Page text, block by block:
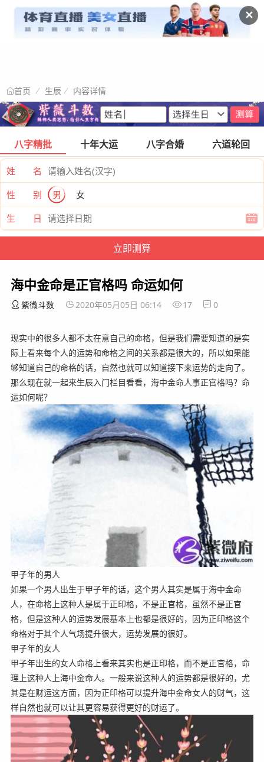
✕
首页 生辰 内容详情
八字精批 十年大运 八字合婚 六道轮回
姓 名
性 别
男
女
生 日
海中金命是正官格吗 命运如何
紫微斗数 2020年05月05日 06:14 17 0
现实中的很多人都不太在意自己的命格，但是我们需要知道的是实
际上看来每个人的运势和命格之间的关系都是很大的，所以如果能
够知道自己的命格的话，自然也就可以知道接下来运势的走向了。
那么现在就一起来生辰入门栏目看看，海中金命人事正官格吗？命
运如何呢？
甲子年的男人
如果一个男人出生于甲子年的话，这个男人其实是属于海中金命
人，在命格上这种人是属于正印格，不是正官格，虽然不是正官
格，但是这种人的运势发展基本上也都是很好的，因为正印格这个
命格对于其个人气场提升很大，运势发展的很好。
甲子年的女人
甲子年出生的女人命格上看来其实也是正印格，而不是正官格，命
理上这种人上海中金命人。一般来说这种人的运势都是很好的，尤
其是在财运这方面，因为正印格可以提升海中金命女人的财气，这
样自然也就可以让其更容易获得更好的财运了。